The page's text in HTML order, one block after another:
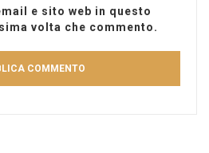
e sito web in questo
volta che commento.